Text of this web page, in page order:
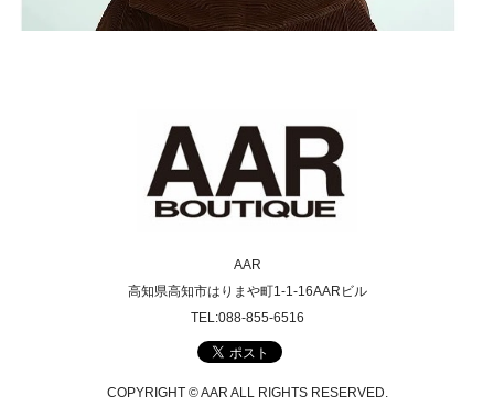
AAR
高知県高知市はりまや町1-1-16AARビル
TEL:088-855-6516
COPYRIGHT © AAR ALL RIGHTS RESERVED.